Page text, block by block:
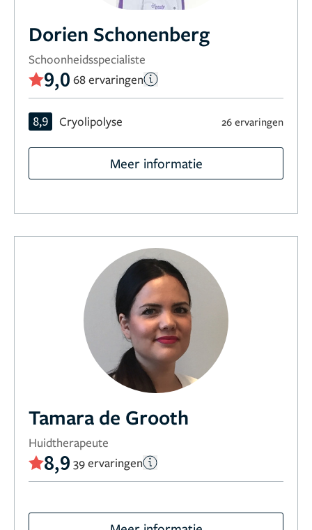
Dorien Schonenberg
Schoonheidsspecialiste
9,0 68 ervaringen
8,9 Cryolipolyse 26 ervaringen
Meer informatie
Tamara de Grooth
Huidtherapeute
8,9 39 ervaringen